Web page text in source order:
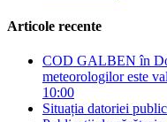
Articole recente
COD GALBEN în
meteorologilor este
10:00
Situația datoriei